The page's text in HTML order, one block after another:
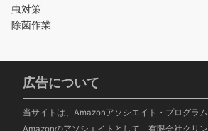
虫対策
除菌作業
広告について
当サイトは、Amazonアソシエイト・プログラム
Amazonのアソシエイトとして、有限会社クリ